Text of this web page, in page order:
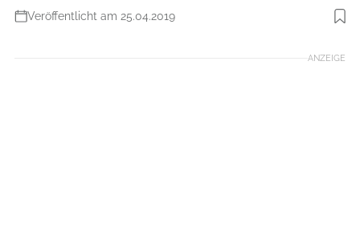
Veröffentlicht am 25.04.2019
Foto: Jack Wolfskin
ANZEIGE